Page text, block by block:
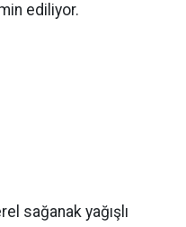
ediliyor.
sağanak yağışlı